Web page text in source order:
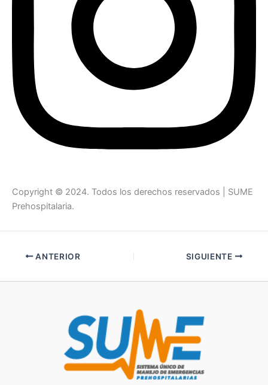
Copyright © 2024. Todos los derechos reservados | SUME
Prehospitalaria.
ANTERIOR SIGUIENTE